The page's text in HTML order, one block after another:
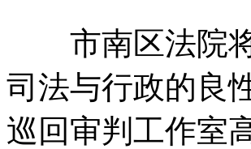
市南区法院将
司法与行政的良
巡回审判工作室